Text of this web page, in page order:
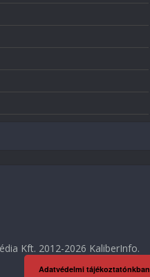
Kft. 2012-2026 KaliberInfo.
Adatvédelmi